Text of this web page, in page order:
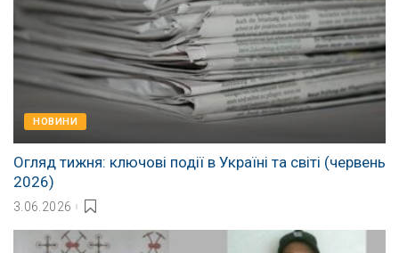
НОВИНИ
Огляд тижня: ключові події в Україні та світі (червень
2026)
3.06.2026